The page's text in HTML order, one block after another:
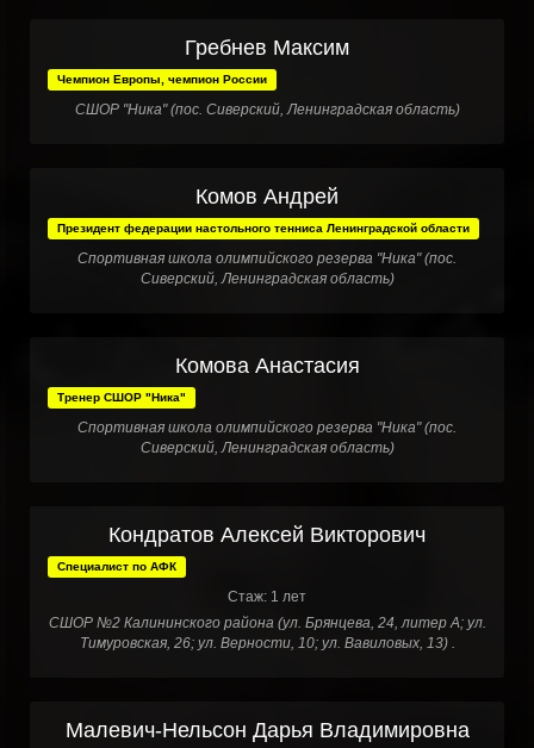
Гребнев Максим
Чемпион Европы, чемпион России
СШОР "Ника" (пос. Сиверский, Ленинградская область)
Комов Андрей
Президент федерации настольного тенниса Ленинградской области
Спортивная школа олимпийского резерва "Ника" (пос.
Сиверский, Ленинградская область)
Комова Анастасия
Тренер СШОР "Ника"
Спортивная школа олимпийского резерва "Ника" (пос.
Сиверский, Ленинградская область)
Кондратов Алексей Викторович
Специалист по АФК
Стаж: 1 лет
СШОР №2 Калининского района (ул. Брянцева, 24, литер А; ул.
Тимуровская, 26; ул. Верности, 10; ул. Вавиловых, 13) .
Малевич-Нельсон Дарья Владимировна